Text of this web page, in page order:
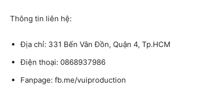
Thông tin liên hệ:
Địa chỉ: 331 Bến Vân Đồn, Quận 4, Tp.HCM
Điện thoại: 0868937986
Fanpage: fb.me/vuiproduction